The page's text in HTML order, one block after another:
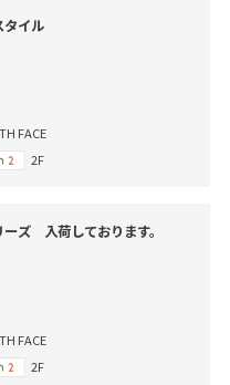
イル
FACE
2F
ーズ 入荷しております。
FACE
2F